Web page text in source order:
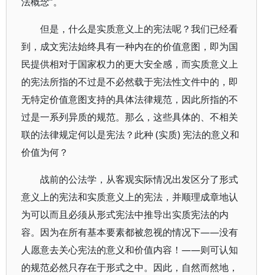
但是，什么是实质意义上的宪法呢？我们已经看
到，成文宪法始终具有一种内在的价值意图，即为国
民提供相对于国家权力的更大安全感，而实质意义上
的宪法所指的不过是不必然载于宪法性文件中的，即
无特定价值意图支持的具体法律规范，因此所指的不
过是一系列异质的规范。那么，这些具体的、不相关
联的法律规定何以是宪法？此种 (实质) 宪法的意义和
价值为何？
战前的公法学，从客观实际情况出发区分了形式
意义上的宪法和实质意义上的宪法，并顺理成章地认
为可以而且必须从形式宪法中推导出实质宪法的内
容。因为在所有基本要素都被忽视的情况下——没有
人愿意去关心宪法的意义和价值内容！——则可认知
的规范必然只存在于形式之中。因此，自然而然地，